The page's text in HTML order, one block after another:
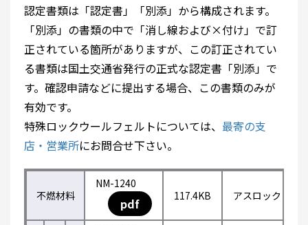
認定書類は「認定書」「別添」から構成されます。
「別添」の書類の中で「消し線および×付け」で訂
正されている箇所がありますが、この訂正されてい
る書類は国土交通省発行の正式な認定書「別添」で
す。確認申請などに提出する場合、この書類のみが
有効です。
特殊ロックウールフェルトについては、 最寄の支
店・営業所にお問合せ下さい。
不燃材料
NM-1240
pdf 117.4KB アスロック